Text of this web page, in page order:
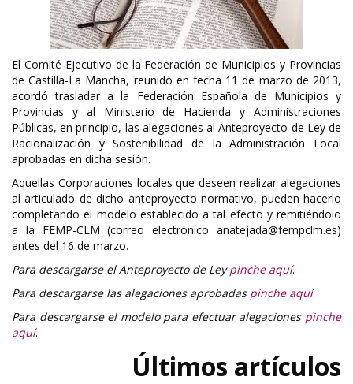
El Comité Ejecutivo de la Federación de Municipios y Provincias
de Castilla-La Mancha, reunido en fecha 11 de marzo de 2013,
acordó trasladar a la Federación Española de Municipios y
Provincias y al Ministerio de Hacienda y Administraciones
Públicas, en principio, las alegaciones al Anteproyecto de Ley de
Racionalización y Sostenibilidad de la Administración Local
aprobadas en dicha sesión.
Aquellas Corporaciones locales que deseen realizar alegaciones
al articulado de dicho anteproyecto normativo, pueden hacerlo
completando el modelo establecido a tal efecto y remitiéndolo
a la FEMP-CLM (correo electrónico anatejada@fempclm.es)
antes del 16 de marzo.
Para descargarse el Anteproyecto de Leypinche aquí.
Para descargarse las alegaciones aprobadas pinche aquí.
Para descargarse el modelo para efectuar alegacionespinche
aquí.
Últimos artículos